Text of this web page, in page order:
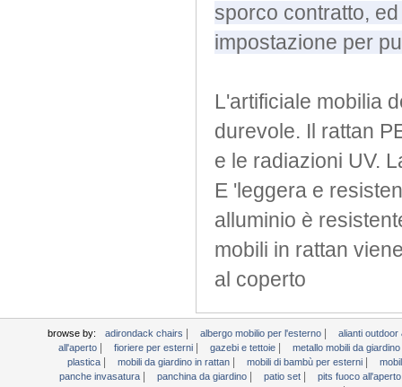
sporco contratto,
impostazione per
L'artificiale mobilia
durevole. Il rattan
e le radiazioni UV.
E 'leggera e
alluminio è
mobili in rattan
al coperto
browse by: adirondack chairs albergo mobilio per l'esterno
alianti
all'aperto
fioriere per esterni gazebi e tettoie
metallo mobili da giardino
plastica
mobili da giardino in rattan mobili di bambù per esterni
panche invasatura
panchina da giardino patio set
pits fuoco